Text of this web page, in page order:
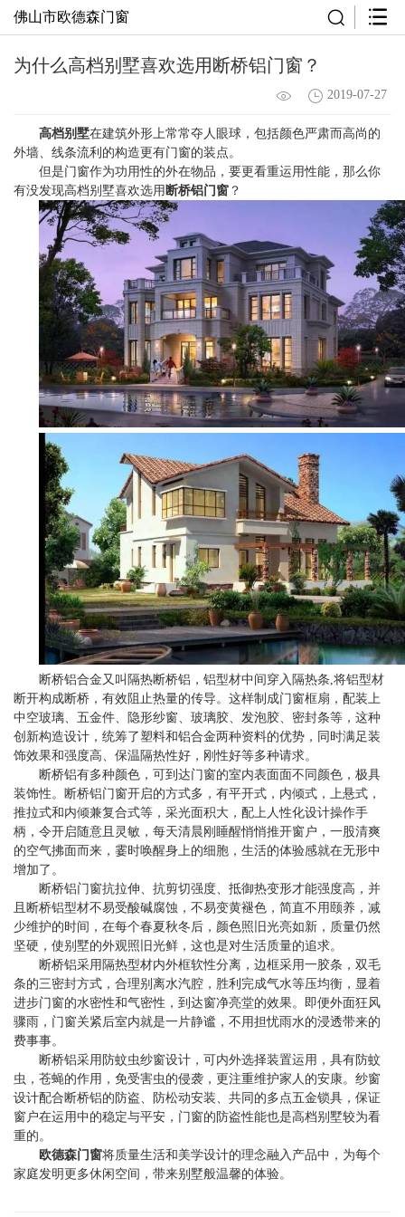
佛山市欧德森门窗
为什么高档别墅喜欢选用断桥铝门窗？
2019-07-27
高档别墅在建筑外形上常常夺人眼球，包括颜色严肃而高尚的
外墙、线条流利的构造更有门窗的装点。
但是门窗作为功用性的外在物品，要更看重运用性能，那么你
有没发现高档别墅喜欢选用 断桥铝门窗 ？
断桥铝合金又叫隔热断桥铝，铝型材中间穿入隔热条,将铝型材
断开构成断桥，有效阻止热量的传导。这样制成门窗框扇，配装上
中空玻璃、五金件、隐形纱窗、玻璃胶、发泡胶、密封条等，这种
创新构造设计，统筹了塑料和铝合金两种资料的优势，同时满足装
饰效果和强度高、保温隔热性好，刚性好等多种请求。
断桥铝有多种颜色，可到达门窗的室内表面面不同颜色，极具
装饰性。断桥铝门窗开启的方式多，有平开式，内倾式，上悬式，
推拉式和内倾兼复合式等，采光面积大，配上人性化设计操作手
柄，令开启随意且灵敏，每天清晨刚睡醒悄悄推开窗户，一股清爽
的空气拂面而来，霎时唤醒身上的细胞，生活的体验感就在无形中
增加了。
断桥铝门窗抗拉伸、抗剪切强度、抵御热变形才能强度高，并
且断桥铝型材不易受酸碱腐蚀，不易变黄褪色，简直不用颐养，减
少维护的时间，在每个春夏秋冬后，颜色照旧光亮如新，质量仍然
坚硬，使别墅的外观照旧光鲜，这也是对生活质量的追求。
断桥铝采用隔热型材内外框软性分离，边框采用一胶条，双毛
条的三密封方式，合理别离水汽腔，胜利完成气水等压均衡，显着
进步门窗的水密性和气密性，到达窗净亮堂的效果。即便外面狂风
骤雨，门窗关紧后室内就是一片静谧，不用担忧雨水的浸透带来的
费事事。
断桥铝采用防蚊虫纱窗设计，可内外选择装置运用，具有防蚊
虫，苍蝇的作用，免受害虫的侵袭，更注重维护家人的安康。纱窗
设计配合断桥铝的防盗、防松动安装、共同的多点五金锁具，保证
窗户在运用中的稳定与平安，门窗的防盗性能也是高档别墅较为看
重的。
欧德森门窗将质量生活和美学设计的理念融入产品中，为每个
家庭发明更多休闲空间，带来别墅般温馨的体验。